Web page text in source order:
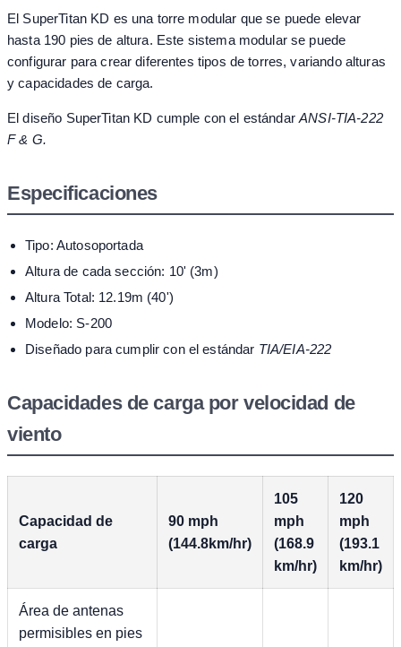
El SuperTitan KD es una torre modular que se puede elevar
hasta 190 pies de altura. Este sistema modular se puede
configurar para crear diferentes tipos de torres, variando alturas
y capacidades de carga.
El diseño SuperTitan KD cumple con el estándarANSI-TIA-222
F & G.
Especificaciones
Tipo: Autosoportada
Altura de cada sección: 10' (3m)
Altura Total: 12.19m (40')
Modelo: S-200
Diseñado para cumplir con el estándar TIA/EIA-222
Capacidades de carga por velocidad de
viento
Capacidad de
carga
90 mph
(144.8km/hr)
105
mph
(168.9
km/hr)
120
mph
(193.1
km/hr)
Área de antenas
permisibles en pies